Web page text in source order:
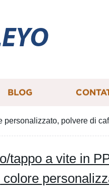
BLOG
polvere di
tappo a vite in
colore